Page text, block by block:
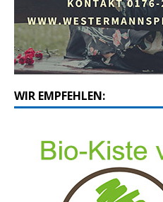
WIR EMPFEHLEN: